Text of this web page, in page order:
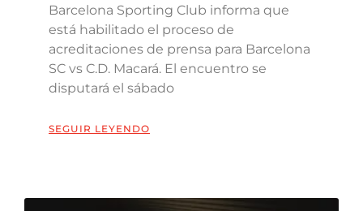
Barcelona Sporting Club informa que
está habilitado el proceso de
acreditaciones de prensa para Barcelona
SC vs C.D. Macará. El encuentro se
disputará el sábado
SEGUIR LEYENDO